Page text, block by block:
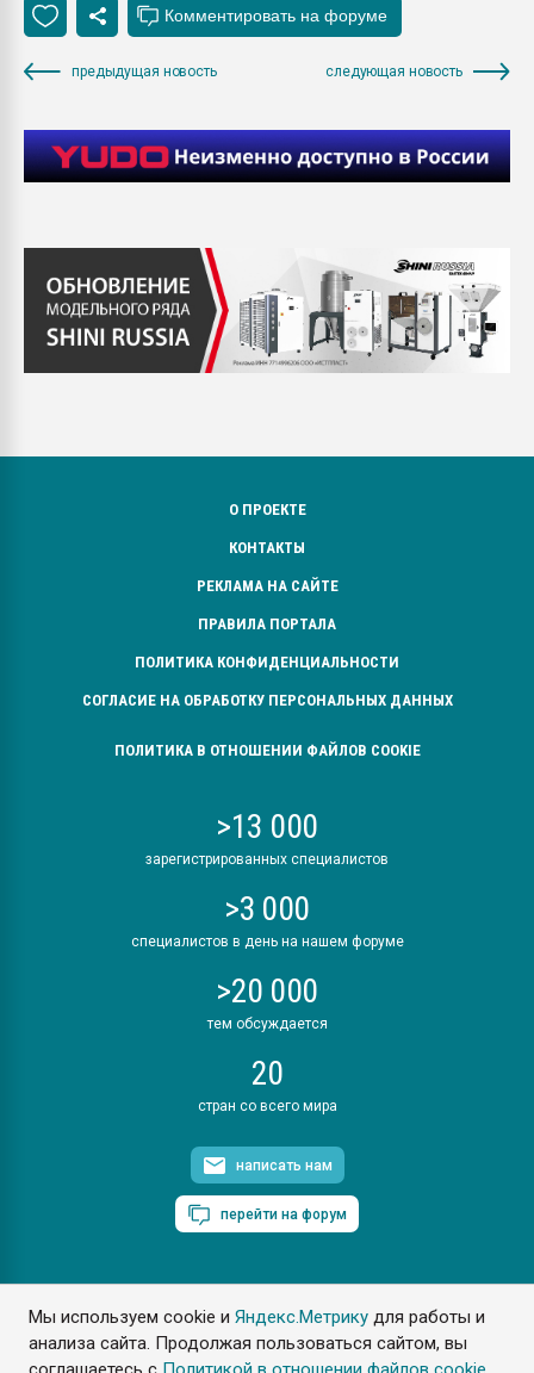
Мы используем cookie иЯндекс.Метрику для работы и
анализа сайта. Продолжая пользоваться сайтом, вы
предыдущая новость следующая новость
О ПРОЕКТЕ
КОНТАКТЫ
РЕКЛАМА НА САЙТЕ
ПРАВИЛА ПОРТАЛА
ПОЛИТИКА КОНФИДЕНЦИАЛЬНОСТИ
СОГЛАСИЕ НА ОБРАБОТКУ ПЕРСОНАЛЬНЫХ ДАННЫХ
ПОЛИТИКА В ОТНОШЕНИИ ФАЙЛОВ COOKIE
>13 000
зарегистрированных специалистов
>3 000
специалистов в день на нашем форуме
>20 000
тем обсуждается
20
стран со всего мира
написать нам
перейти на форум
ПластЭксперт © 2006. Все права защищены
Разрешается копирование материалов сайта с обязательной
ссылкой на www.e-plastic.ru